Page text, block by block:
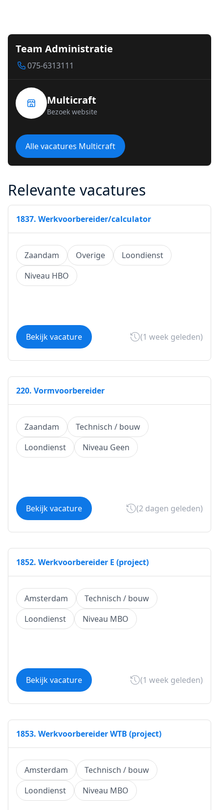
Team Administratie
075-6313111
Multicraft
Bezoek website
Alle vacatures Multicraft
Relevante vacatures
1837. Werkvoorbereider/calculator
Zaandam Overige
Loondienst
Niveau HBO
Bekijk vacature (1 week geleden)
220. Vormvoorbereider
Zaandam
Technisch / bouw
Loondienst
Niveau Geen
Bekijk vacature (2 dagen geleden)
1852. Werkvoorbereider E (project)
Amsterdam
Technisch / bouw
Loondienst
Niveau MBO
Bekijk vacature (1 week geleden)
1853. Werkvoorbereider WTB (project)
Amsterdam
Technisch / bouw
Loondienst
Niveau MBO